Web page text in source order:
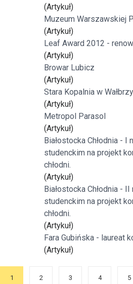
(Artykuł)
Muzeum Warszawskiej
(Artykuł)
Leaf Award 2012 -
(Artykuł)
Browar Lubicz
(Artykuł)
Stara Kopalnia w
(Artykuł)
Metropol Parasol
(Artykuł)
Białostocka Chłodnia - I
studenckim na projekt
chłodni.
(Artykuł)
Białostocka Chłodnia -
studenckim na projekt
chłodni.
(Artykuł)
Fara Gubińska - laureat
(Artykuł)
1 2 3 4 5